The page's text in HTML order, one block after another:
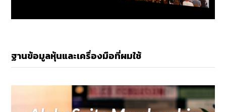
ฐานข้อมูลหุ้นและเครื่องมือที่ผมใช้